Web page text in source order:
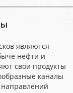
являются
нефти и
свои продукты
каналы